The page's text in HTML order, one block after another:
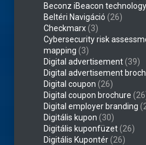
Beconz iBeacon technology
Beltéri Navigáció (26)
Checkmarx(3)
Cybersecurity risk
mapping (3)
Digital advertisement(39)
Digital advertisement
Digital coupon (26)
Digital coupon brochure
Digital employer branding
Digitális kupon (30)
Digitális kuponfüzet(26)
Digitális Kupontér(26)